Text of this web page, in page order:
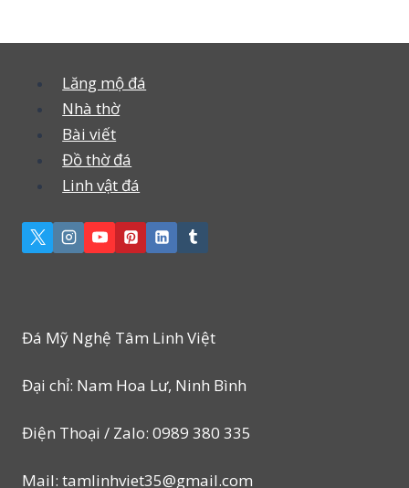
Lăng mộ đá
Nhà thờ
Bài viết
Đồ thờ đá
Linh vật đá
Đá Mỹ Nghệ Tâm Linh Việt
Đại chỉ: Nam Hoa Lư, Ninh Bình
Điện Thoại / Zalo: 0989 380 335
Mail: tamlinhviet35@gmail.com